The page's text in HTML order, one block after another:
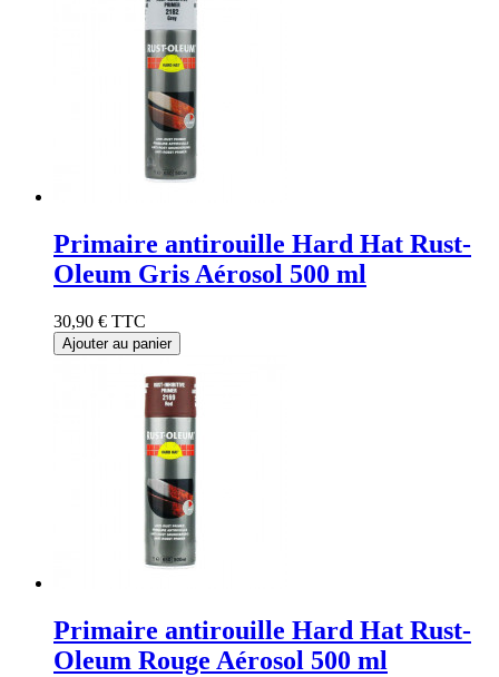
Primaire antirouille Hard Hat Rust-
Oleum Gris Aérosol 500 ml
30,90 € TTC
Ajouter au panier
Primaire antirouille Hard Hat Rust-
Oleum Rouge Aérosol 500 ml